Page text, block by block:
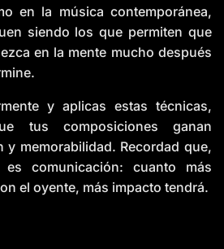
en la música contemporánea,
siendo los que permiten que
en la mente mucho después
y aplicas estas técnicas,
tus composiciones ganan
y memorabilidad. Recordad que,
comunicación: cuanto más
el oyente, más impacto tendrá.